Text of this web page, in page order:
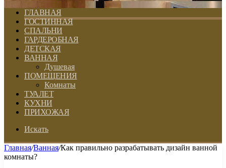
ГЛАВНАЯ
ГОСТИННАЯ
СПАЛЬНИ
ГАРДЕРОБНАЯ
ДЕТСКАЯ
ВАННАЯ
Душевая
ПОМЕЩЕНИЯ
Комнаты
ТУАЛЕТ
КУХНИ
ПРИХОЖАЯ
Искать
Главная/Ванная/Как правильно разрабатывать дизайн ванной
комнаты?